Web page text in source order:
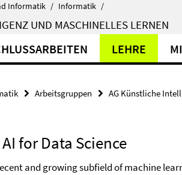
Informatik / Informatik /
UND MASCHINELLES LERNEN
LEHRE
Arbeitsgruppen AG Künstliche
for Data Science
and growing subfield of machine